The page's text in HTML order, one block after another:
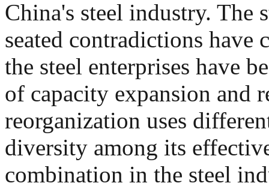
China's steel industry. The
seated contradictions have
the steel enterprises have
of capacity expansion and
reorganization uses
diversity among its
combination in the steel